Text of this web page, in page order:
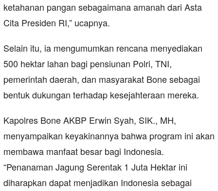
ketahanan pangan sebagaimana amanah dari Asta
Cita Presiden RI,” ucapnya.
Selain itu, ia mengumumkan rencana menyediakan
500 hektar lahan bagi pensiunan Polri, TNI,
pemerintah daerah, dan masyarakat Bone sebagai
bentuk dukungan terhadap kesejahteraan mereka.
Kapolres Bone AKBP Erwin Syah, SIK., MH,
menyampaikan keyakinannya bahwa program ini akan
membawa manfaat besar bagi Indonesia.
“Penanaman Jagung Serentak 1 Juta Hektar ini
diharapkan dapat menjadikan Indonesia sebagai